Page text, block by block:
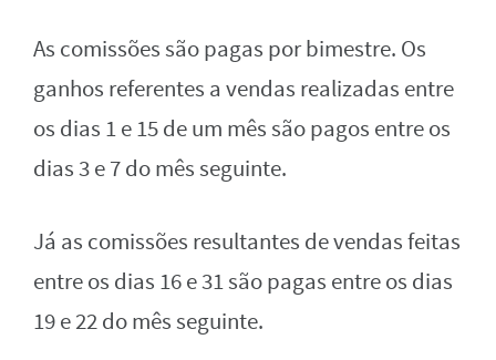
As comissões são pagas por bimestre. Os
ganhos referentes a vendas realizadas entre
os dias 1 e 15 de um mês são pagos entre os
dias 3 e 7 do mês seguinte.
Já as comissões resultantes de vendas feitas
entre os dias 16 e 31 são pagas entre os dias
19 e 22 do mês seguinte.